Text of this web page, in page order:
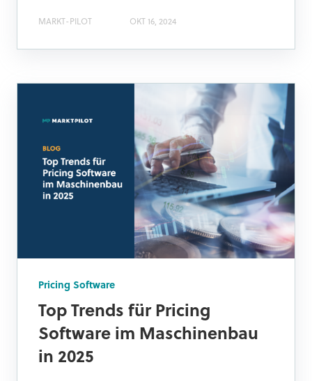
MARKT-PILOT OKT 16, 2024
Pricing Software
Top Trends für Pricing
Software im Maschinenbau
in 2025